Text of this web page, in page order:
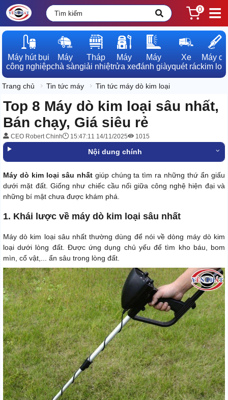
0
Máy hút bụi
công nghiệp
Máy
chà sàn
Tháp
giải nhiệt
Máy
rửa xe
Máy
đánh giày
Xe
quét rác
Máy dò
kim loại
Trang chủ Tin tức máy Tin tức máy dò kim loại
Top 8 Máy dò kim loại sâu nhất,
Bán chạy, Giá siêu rẻ
CEO Robert Chinh 15:47:11 14/11/2025 1015
Nội dung chính
Máy dò kim loại sâu nhấtgiúp chúng ta tìm ra những thứ ẩn giấu
dưới mặt đất. Giống như chiếc cầu nối giữa công nghệ hiện đại và
những bí mật chưa được khám phá.
1. Khái lược về máy dò kim loại sâu nhất
Máy dò kim loại sâu nhất thường dùng để nói về dòng máy dò kim
loại dưới lòng đất. Được ứng dụng chủ yếu để tìm kho báu, bom
mìn, cổ vật,... ẩn sâu trong lòng đất.